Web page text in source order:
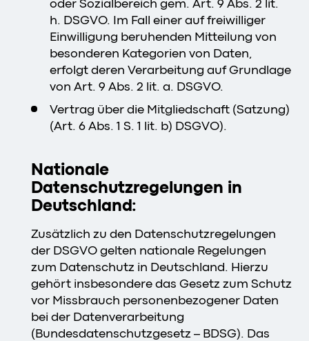
oder Sozialbereich gem. Art. 9 Abs. 2 lit.
h. DSGVO. Im Fall einer auf freiwilliger
Einwilligung beruhenden Mitteilung von
besonderen Kategorien von Daten,
erfolgt deren Verarbeitung auf Grundlage
von Art. 9 Abs. 2 lit. a. DSGVO.
Vertrag über die Mitgliedschaft (Satzung)
(Art. 6 Abs. 1 S. 1 lit. b) DSGVO).
Nationale
Datenschutzregelungen in
Deutschland:
Zusätzlich zu den Datenschutzregelungen
der DSGVO gelten nationale Regelungen
zum Datenschutz in Deutschland. Hierzu
gehört insbesondere das Gesetz zum Schutz
vor Missbrauch personenbezogener Daten
bei der Datenverarbeitung
(Bundesdatenschutzgesetz – BDSG). Das